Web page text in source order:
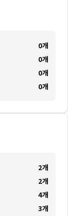
0개
0개
0개
0개
2개
2개
4개
3개